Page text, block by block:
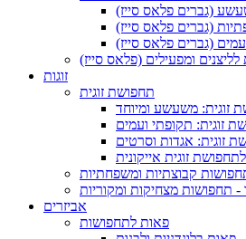
(גברים פלאס סייז)
(גברים פלאס סייז)
(גברים פלאס סייז)
ומפעילים (פלאס סייז)
זוגות
תחפושת זוגית
זוגית: משעשע ומיוחד
זוגית: תקופתי ועמים
זוגית: אגדות וסרטים
זוגית אייקונית
קבוצתיות ומשפחתיות
- תחפושות מצחיקות ומקוריות
אביזרים
פאות לתחפושות